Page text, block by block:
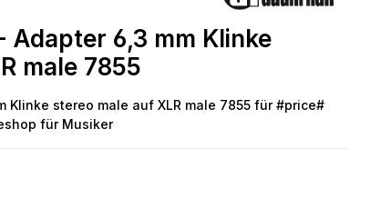
Adapter 6,3 mm Klinke
male 7855
Klinke stereo male auf XLR male 7855 für #price#
für Musiker